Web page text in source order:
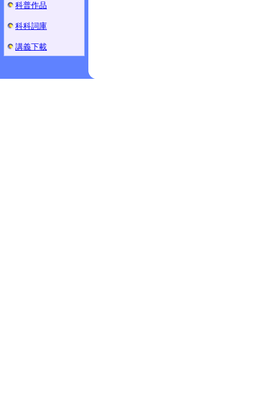
科普作品
科科詞庫
講義下載